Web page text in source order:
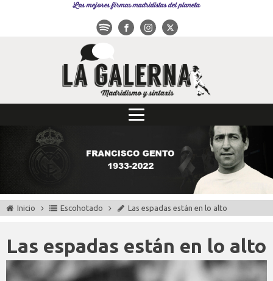
Las mejores firmas madridistas del planeta
Inicio Escohotado Las espadas están en lo alto
Las espadas están en lo alto